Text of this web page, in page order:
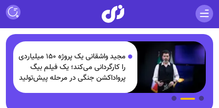
مجید واشقانی یک پروژه ۱۵۰ میلیاردی
را کارگردانی می‌کند؛ یک فیلم بیگ
پرواداکشن جنگی در مرحله پیش‌تولید